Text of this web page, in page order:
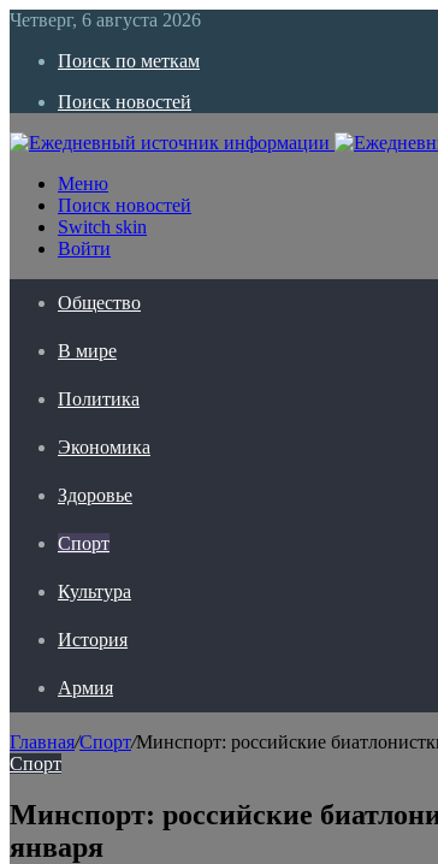
Четверг, 6 августа 2026
Поиск по меткам
Поиск новостей
Меню
Поиск новостей
Switch skin
Войти
Общество
В мире
Политика
Экономика
Здоровье
Спорт
Культура
История
Армия
Главная/Спорт/Минспорт: российские
Спорт
Минспорт: российские
января